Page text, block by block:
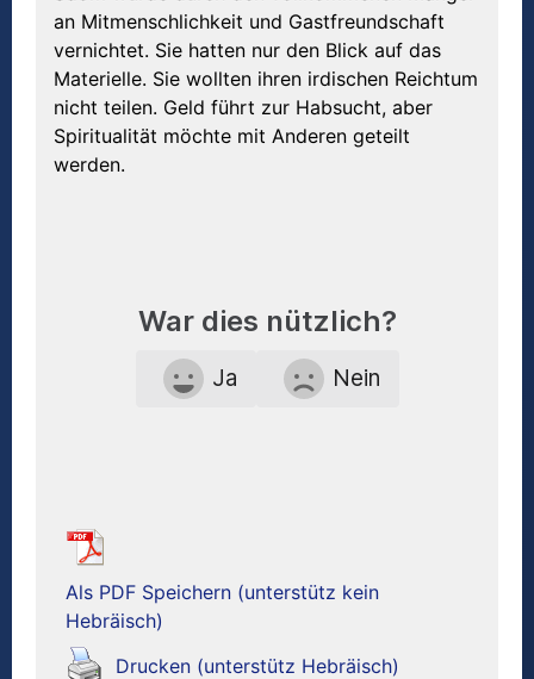
an Mitmenschlichkeit und Gastfreundschaft
vernichtet. Sie hatten nur den Blick auf das
Materielle. Sie wollten ihren irdischen Reichtum
nicht teilen. Geld führt zur Habsucht, aber
Spiritualität möchte mit Anderen geteilt
werden.
War dies nützlich?
Ja Nein
Als PDF Speichern (unterstütz kein
Hebräisch)
Drucken (unterstütz Hebräisch)